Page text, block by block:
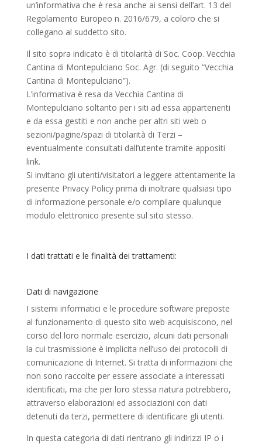
un’informativa che è resa anche ai sensi dell’art. 13 del
Regolamento Europeo n. 2016/679, a coloro che si
collegano al suddetto sito.
Il sito sopra indicato è di titolarità di Soc. Coop. Vecchia
Cantina di Montepulciano Soc. Agr. (di seguito “Vecchia
Cantina di Montepulciano”).
L’informativa è resa da Vecchia Cantina di
Montepulciano soltanto per i siti ad essa appartenenti
e da essa gestiti e non anche per altri siti web o
sezioni/pagine/spazi di titolarità di Terzi –
eventualmente consultati dall’utente tramite appositi
link.
Si invitano gli utenti/visitatori a leggere attentamente la
presente Privacy Policy prima di inoltrare qualsiasi tipo
di informazione personale e/o compilare qualunque
modulo elettronico presente sul sito stesso.
I dati trattati e le finalità dei trattamenti:
Dati di navigazione
I sistemi informatici e le procedure software preposte
al funzionamento di questo sito web acquisiscono, nel
corso del loro normale esercizio, alcuni dati personali
la cui trasmissione è implicita nell’uso dei protocolli di
comunicazione di Internet. Si tratta di informazioni che
non sono raccolte per essere associate a interessati
identificati, ma che per loro stessa natura potrebbero,
attraverso elaborazioni ed associazioni con dati
detenuti da terzi, permettere di identificare gli utenti.
In questa categoria di dati rientrano gli indirizzi IP o i